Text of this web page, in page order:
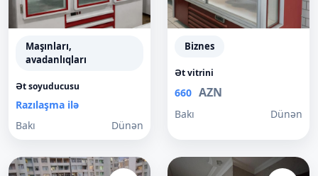
Maşınları,
avadanlıqları
Ət soyuducusu
Razılaşma ilə
Bakı
Dünən
Biznes
Ət vitrini
660 AZN
Bakı Dünən